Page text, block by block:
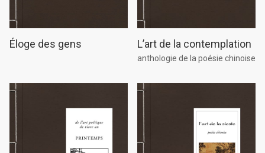
Éloge des gens L’art de la contemplation
anthologie de la poésie chinoise